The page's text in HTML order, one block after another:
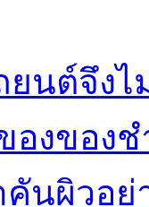
นต์จึงไ
องของ
นผิวอ